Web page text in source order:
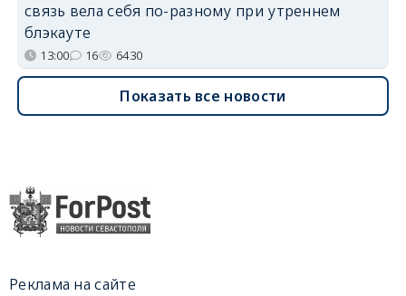
связь вела себя по-разному при утреннем
блэкауте
13:00 16 6430
Показать все новости
Реклама на сайте